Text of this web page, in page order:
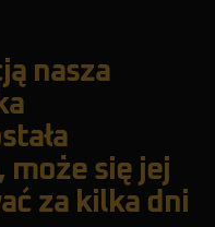
nasza
może się jej
za kilka dni